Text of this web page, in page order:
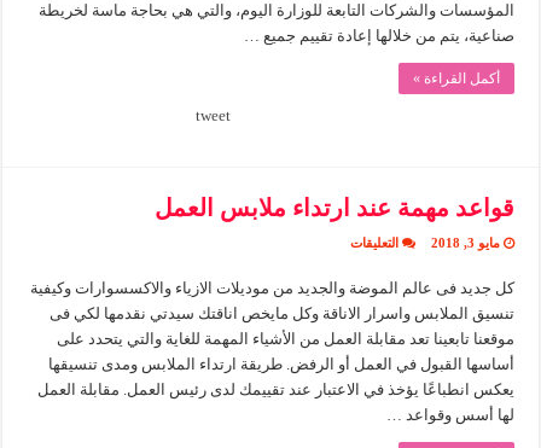
المؤسسات والشركات التابعة للوزارة اليوم، والتي هي بحاجة ماسة لخريطة
صناعية، يتم من خلالها إعادة تقييم جميع …
أكمل القراءة »
tweet
قواعد مهمة عند ارتداء ملابس العمل
مايو 3, 2018 التعليقاتعلى
عند
ارتداء
ملابس
العمل
مغلقة
كل جديد فى عالم الموضة والجديد من موديلات الازياء والاكسسوارات وكيفية
تنسيق الملابس واسرار الاناقة وكل مايخص اناقتك سيدتي نقدمها لكي فى
موقعنا تابعينا تعد مقابلة العمل من الأشياء المهمة للغاية والتي يتحدد على
أساسها القبول في العمل أو الرفض. طريقة ارتداء الملابس ومدى تنسيقها
يعكس انطباعًا يؤخذ في الاعتبار عند تقييمك لدى رئيس العمل. مقابلة العمل
لها أسس وقواعد …